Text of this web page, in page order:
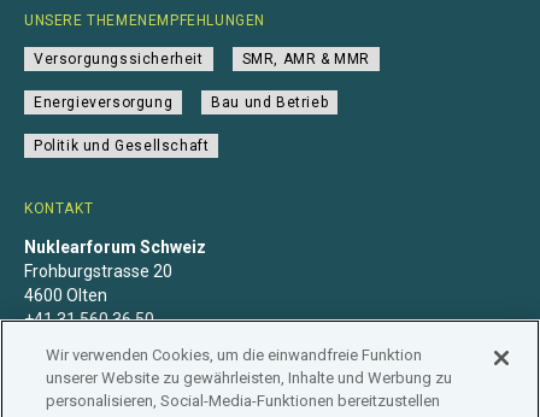
KONTAKT
Nuklearforum Schweiz
Frohburgstrasse 20
4600 Olten
+41 31 560 36 50
UNSERE THEMENEMPFEHLUNGEN
Versorgungssicherheit SMR, AMR & MMR
Energieversorgung Bau und Betrieb
Politik und Gesellschaft
Wir verwenden Cookies, um die einwandfreie Funktion
unserer Website zu gewährleisten, Inhalte und Werbung zu
personalisieren, Social-Media-Funktionen bereitzustellen